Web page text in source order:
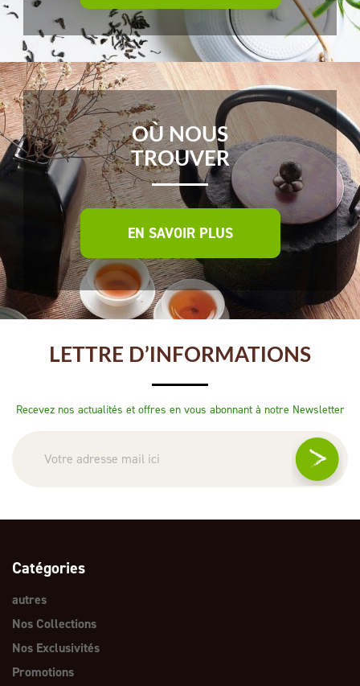
OÙ NOUS
TROUVER
EN SAVOIR PLUS
LETTRE D’INFORMATIONS
Recevez nos actualités et offres en vous abonnant à notre Newsletter
Catégories
autres
Nos Collections
Nos Exclusivités
Promotions